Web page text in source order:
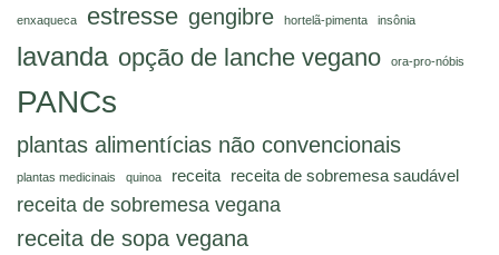
enxaqueca estresse gengibre hortelã-pimenta insônia
lavanda opção de lanche vegano ora-pro-nóbis
PANCs
plantas alimentícias não convencionais
plantas medicinais quinoa receita receita de sobremesa saudável
receita de sobremesa vegana
receita de sopa vegana